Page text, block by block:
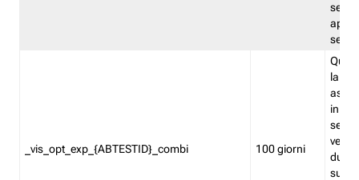
_vis_opt_exp_{ABTESTID}_combi 100 giorni
la
in